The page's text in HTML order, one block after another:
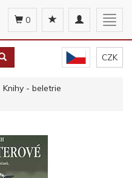
Toggle
navigation
0
CZK
Knihy - beletrie